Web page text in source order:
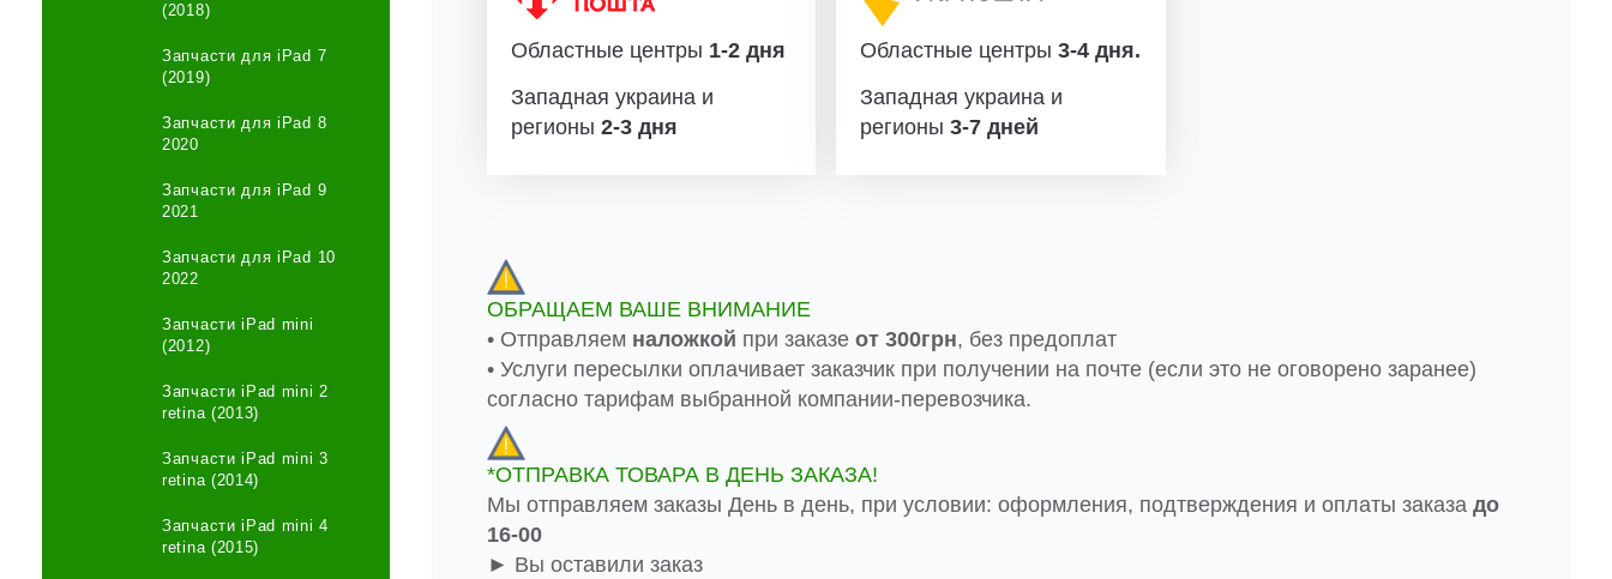
(2018)
Запчасти для iPad 7
(2019)
Запчасти для iPad 8
2020
Запчасти для iPad 9
2021
Запчасти для iPad 10
2022
Запчасти iPad mini
(2012)
Запчасти iPad mini 2
retina (2013)
Запчасти iPad mini 3
retina (2014)
Запчасти iPad mini 4
retina (2015)
Областные центры 1-2 дня
Западная украина и
регионы 2-3 дня
Областные центры 3-4 дня.
Западная украина и
регионы 3-7 дней
ОБРАЩАЕМ ВАШЕ ВНИМАНИЕ
• Отправляем наложкой при заказе от 300грн, без предоплат
• Услуги пересылки оплачивает заказчик при получении на почте (если это не оговорено заранее)
согласно тарифам выбранной компании-перевозчика.
*ОТПРАВКА ТОВАРА В ДЕНЬ ЗАКАЗА!
Мы отправляем заказы День в день, при условии: оформления, подтверждения и оплаты заказа до
16-00
► Вы оставили заказ